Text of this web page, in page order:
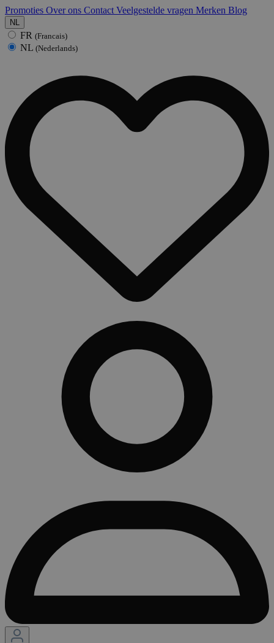
Promoties Over ons Contact Veelgestelde vragen Merken Blog
NL
FR (Francais)
NL (Nederlands)